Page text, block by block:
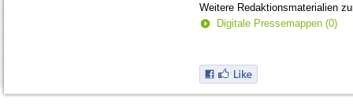
Weitere Redaktionsmaterialien
Digitale Pressemappen (0)